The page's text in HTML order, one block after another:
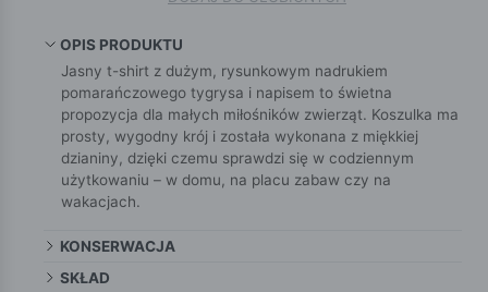
OPIS PRODUKTU
Jasny t-shirt z dużym, rysunkowym nadrukiem
pomarańczowego tygrysa i napisem to świetna
propozycja dla małych miłośników zwierząt. Koszulka ma
prosty, wygodny krój i została wykonana z miękkiej
dzianiny, dzięki czemu sprawdzi się w codziennym
użytkowaniu – w domu, na placu zabaw czy na
wakacjach.
KONSERWACJA
SKŁAD